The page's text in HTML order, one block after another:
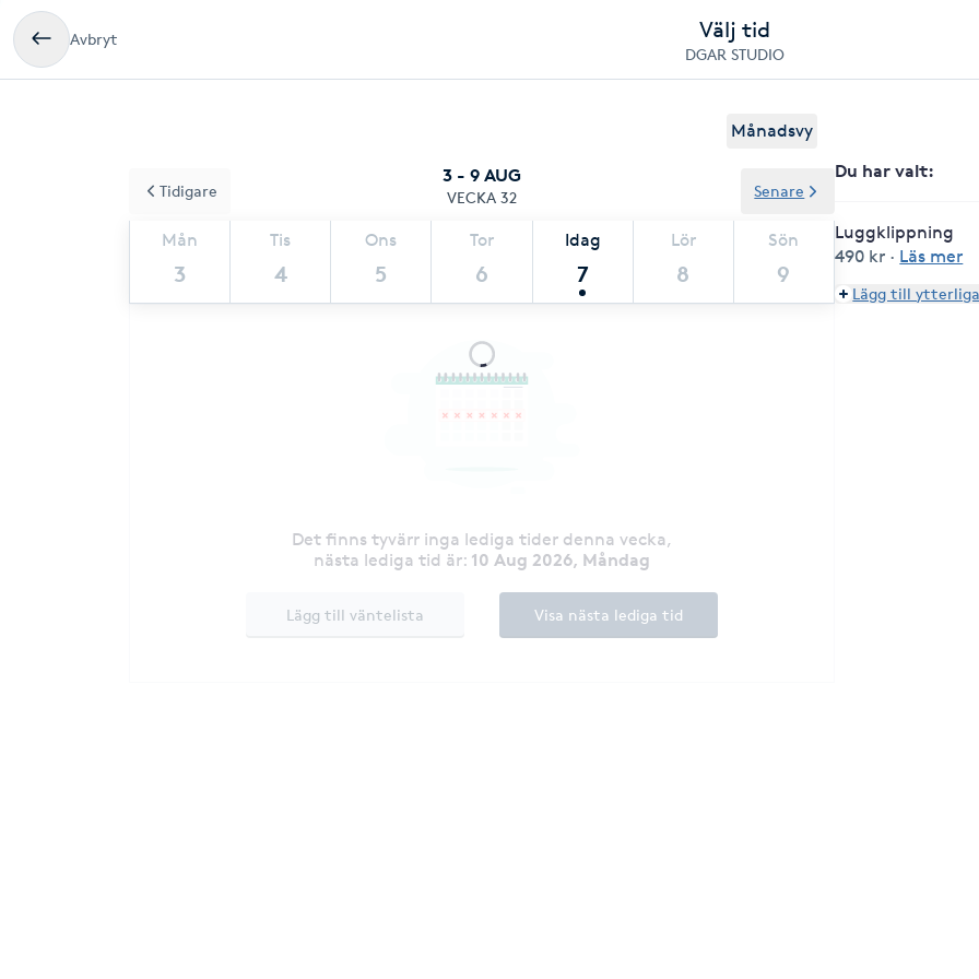
Avbryt Välj tid
DGAR STUDIO
Månadsvy
3 - 9 AUG
VECKA 32
Mån
3
Tis
4
Ons
5
Tor
6
Idag
7
Lör
8
Sön
9
Tidigare Senare
Det finns tyvärr inga lediga tider denna vecka,
nästa lediga tid är: 10 Aug 2026, Måndag
Lägg till väntelista Visa nästa lediga tid
Du har valt:
Luggklippning
490 kr · Läs mer
Lägg till